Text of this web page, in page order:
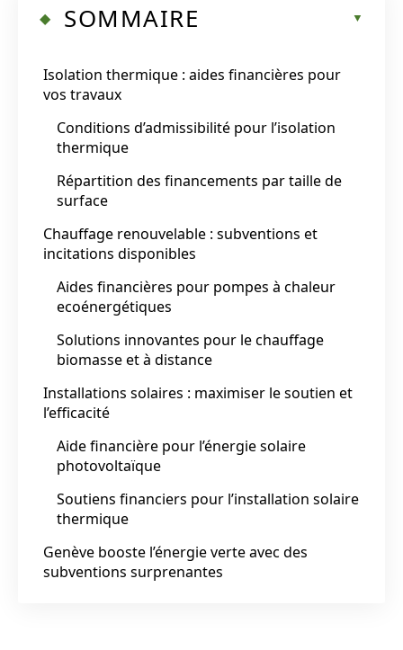
SOMMAIRE
Isolation thermique : aides financières pour
vos travaux
Conditions d’admissibilité pour l’isolation
thermique
Répartition des financements par taille de
surface
Chauffage renouvelable : subventions et
incitations disponibles
Aides financières pour pompes à chaleur
ecoénergétiques
Solutions innovantes pour le chauffage
biomasse et à distance
Installations solaires : maximiser le soutien et
l’efficacité
Aide financière pour l’énergie solaire
photovoltaïque
Soutiens financiers pour l’installation solaire
thermique
Genève booste l’énergie verte avec des
subventions surprenantes